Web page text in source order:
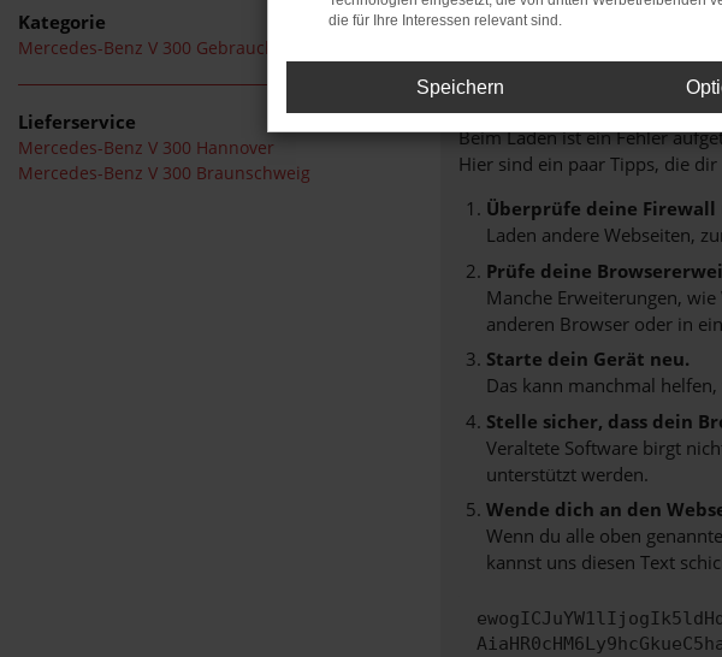
Kategorie
Mercedes-Benz V 300 Gebrauchtwagen
Lieferservice
Mercedes-Benz V 300 Hannover
Mercedes-Benz V 300 Braunschweig
FEHLER:
Beim Laden ist ein Fehler
Hier sind ein paar Tipps, die
Überprüfe deine
Laden andere Webseiten,
Prüfe deine
Manche Erweiterungen,
anderen Browser oder in
Starte dein Gerät neu.
Das kann manchmal
Stelle sicher, dass dein
Veraltete Software birgt
unterstützt werden.
Wende dich an den
Wenn du alle oben
kannst uns diesen Text
die für Ihre Interessen relevant sind.
Speichern